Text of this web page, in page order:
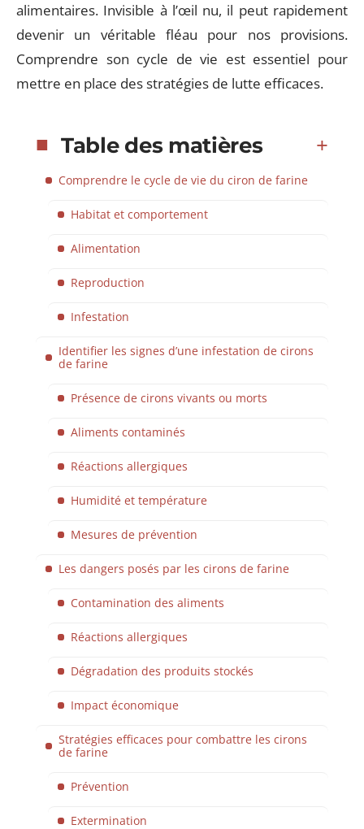
alimentaires. Invisible à l’œil nu, il peut rapidement
devenir un véritable fléau pour nos provisions.
Comprendre son cycle de vie est essentiel pour
mettre en place des stratégies de lutte efficaces.
Table des matières
Comprendre le cycle de vie du ciron de farine
Habitat et comportement
Alimentation
Reproduction
Infestation
Identifier les signes d’une infestation de cirons
de farine
Présence de cirons vivants ou morts
Aliments contaminés
Réactions allergiques
Humidité et température
Mesures de prévention
Les dangers posés par les cirons de farine
Contamination des aliments
Réactions allergiques
Dégradation des produits stockés
Impact économique
Stratégies efficaces pour combattre les cirons
de farine
Prévention
Extermination